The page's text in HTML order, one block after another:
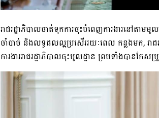
រាជរដ្ឋាភិបាលចាត់ទុកការចុះបំពេញការងារនៅតា
ចាំបាច់ និងលទ្ធផលល្អប្រសើររយៈពេល កន្លងមក, រាជ
ការងាររាជរដ្ឋាភិបាលចុះមូលដ្ឋាន ព្រម​ទាំង​បាន​ក